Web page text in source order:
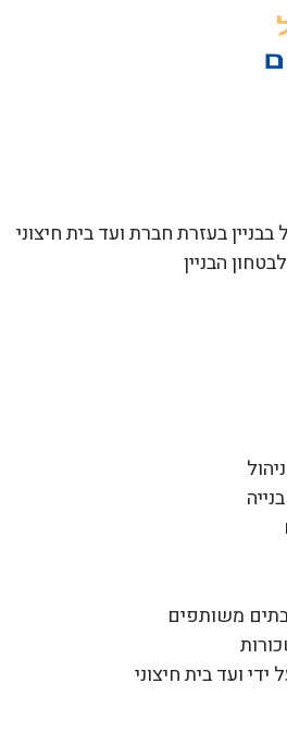
בעזרת חברת ועד בית חיצוני
הבניין
משותפים
ידי ועד בית חיצוני